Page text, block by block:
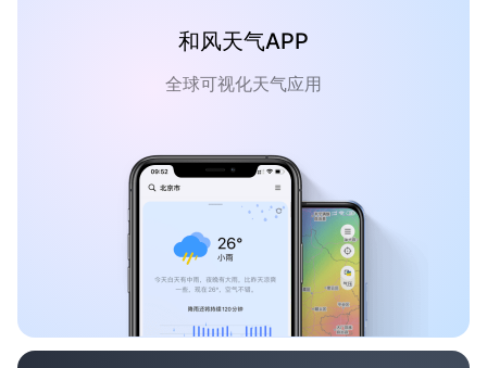
和风天气APP
全球可视化天气应用